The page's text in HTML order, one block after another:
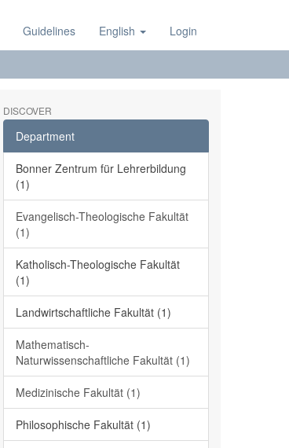
Guidelines English Login
DISCOVER
Department
Bonner Zentrum für Lehrerbildung
(1)
Evangelisch-Theologische Fakultät
(1)
Katholisch-Theologische Fakultät
(1)
Landwirtschaftliche Fakultät (1)
Mathematisch-
Naturwissenschaftliche Fakultät (1)
Medizinische Fakultät (1)
Philosophische Fakultät (1)